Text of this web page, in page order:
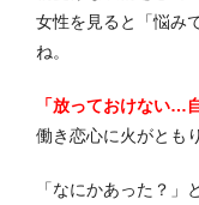
女性を見ると「悩み
ね。
「放っておけない…
働き恋心に火がとも
「なにかあった？」